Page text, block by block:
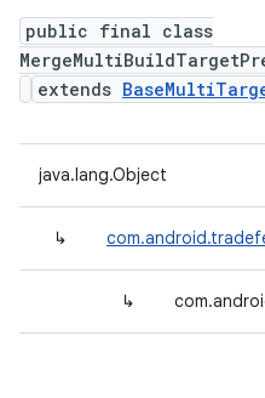
public final class
extends
java.lang.Object
↳
↳